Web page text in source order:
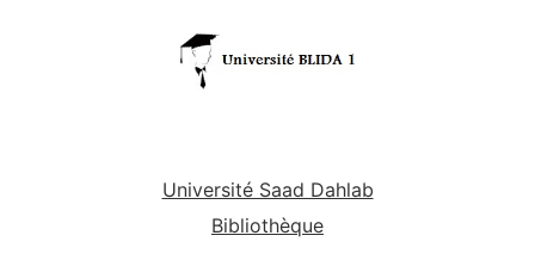
Université Saad Dahlab
Bibliothèque